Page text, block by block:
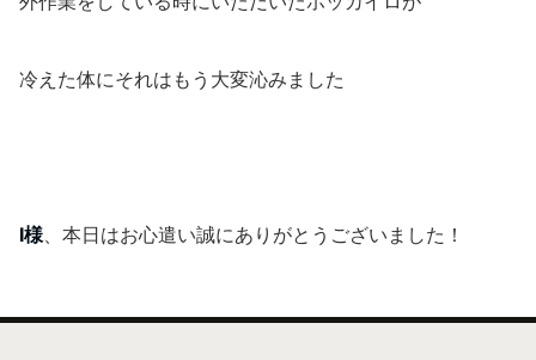
冷えた体にそれはもう大変沁みました
I様、本日はお心遣い誠にありがとうございました！